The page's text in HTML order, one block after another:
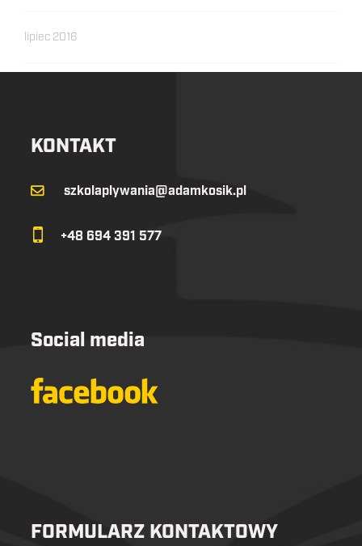
lipiec 2016
KONTAKT
szkolaplywania@adamkosik.pl
+48 694 391 577
Social media
FORMULARZ KONTAKTOWY